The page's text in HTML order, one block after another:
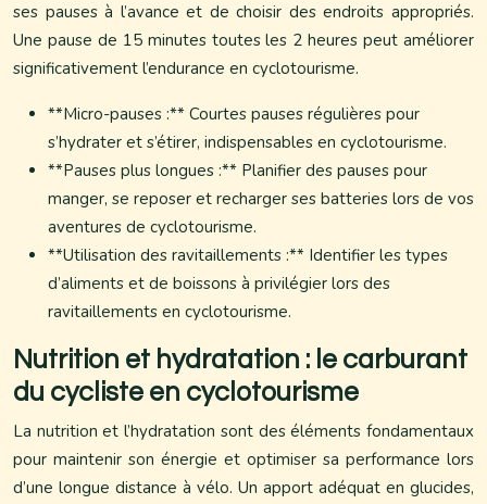
ses pauses à l’avance et de choisir des endroits appropriés.
Une pause de 15 minutes toutes les 2 heures peut améliorer
significativement l’endurance en cyclotourisme.
**Micro-pauses :** Courtes pauses régulières pour
s’hydrater et s’étirer, indispensables en cyclotourisme.
**Pauses plus longues :** Planifier des pauses pour
manger, se reposer et recharger ses batteries lors de vos
aventures de cyclotourisme.
**Utilisation des ravitaillements :** Identifier les types
d’aliments et de boissons à privilégier lors des
ravitaillements en cyclotourisme.
Nutrition et hydratation : le carburant
du cycliste en cyclotourisme
La nutrition et l’hydratation sont des éléments fondamentaux
pour maintenir son énergie et optimiser sa performance lors
d’une longue distance à vélo. Un apport adéquat en glucides,